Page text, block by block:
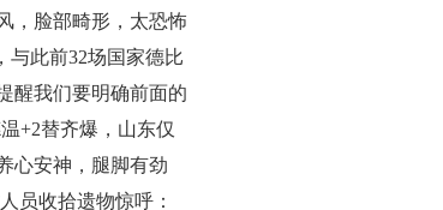
，脸部畸形，太恐怖
与此前32场国家德比
醒我们要明确前面的
+2替齐爆，山东仅
心安神，腿脚有劲
员收拾遗物惊呼：